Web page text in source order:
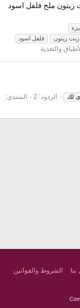
ملح فلفل اسود
زيت زيتون
فلفل اسود
والتغذية
لك الردود: 2
المنتدى:
الشروط والقوانين